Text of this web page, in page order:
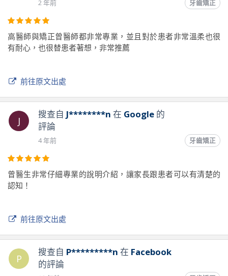
前往原文出處
2 年前 牙齒矯正
高醫師與矯正曾醫師都非常專業，並且對於患者非常溫柔也很
有耐心，也很替患者著想，非常推薦
前往原文出處
J
搜查自 J********n 在 Google的
評論
4 年前 牙齒矯正
曾醫生非常仔細專業的說明介紹，讓家長跟患者可以有清楚的
認知！
前往原文出處
P
搜查自 P*********n 在 Facebook
的評論